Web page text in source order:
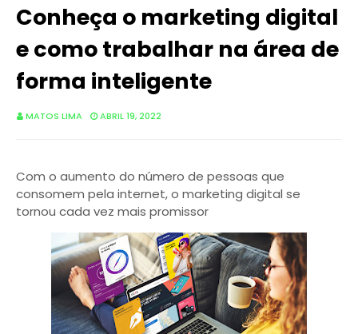
Conheça o marketing digital
e como trabalhar na área de
forma inteligente
MATOS LIMA ABRIL 19, 2022
Com o aumento do número de pessoas que
consomem pela internet, o marketing digital se
tornou cada vez mais promissor